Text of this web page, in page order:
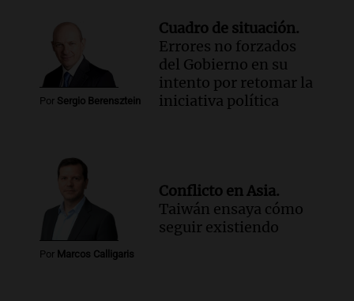
Por Sergio Berensztein
Cuadro de situación.
Errores no forzados
del Gobierno en su
intento por retomar la
iniciativa política
Por Marcos Calligaris
Conflicto en Asia.
Taiwán ensaya cómo
seguir existiendo